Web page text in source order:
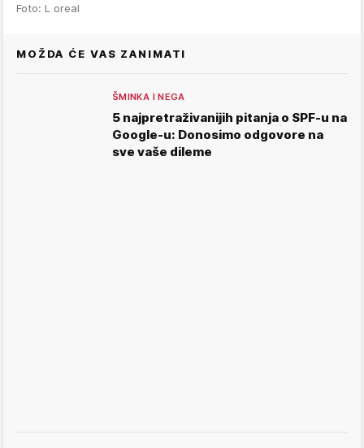
Foto: L oreal
MOŽDA ĆE VAS ZANIMATI
ŠMINKA I NEGA
5 najpretraživanijih pitanja o SPF-u na
Google-u: Donosimo odgovore na
sve vaše dileme